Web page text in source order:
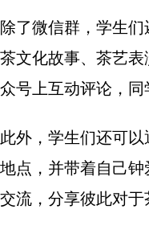
除了微信群，学生
茶文化故事、茶艺
众号上互动评论，
此外，学生们还可
地点，并带着自己
交流，分享彼此对